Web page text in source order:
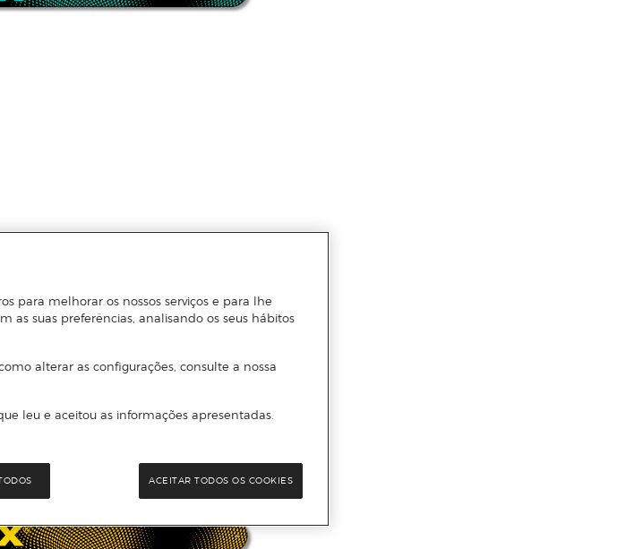
para melhorar os nossos serviços e para lhe
as suas preferências, analisando os seus hábitos
alterar as configurações, consulte a nossa
leu e aceitou as informações apresentadas.
ACEITAR TODOS OS COOKIES